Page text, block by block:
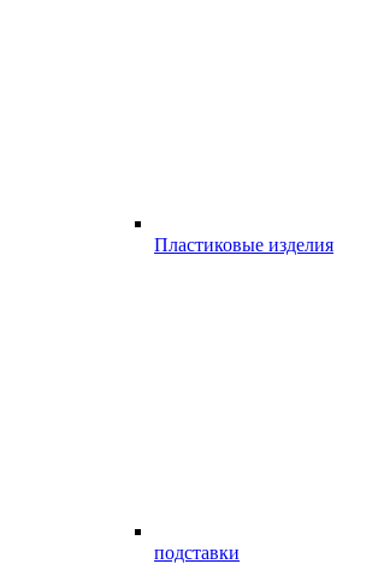
Пластиковые изделия
подставки